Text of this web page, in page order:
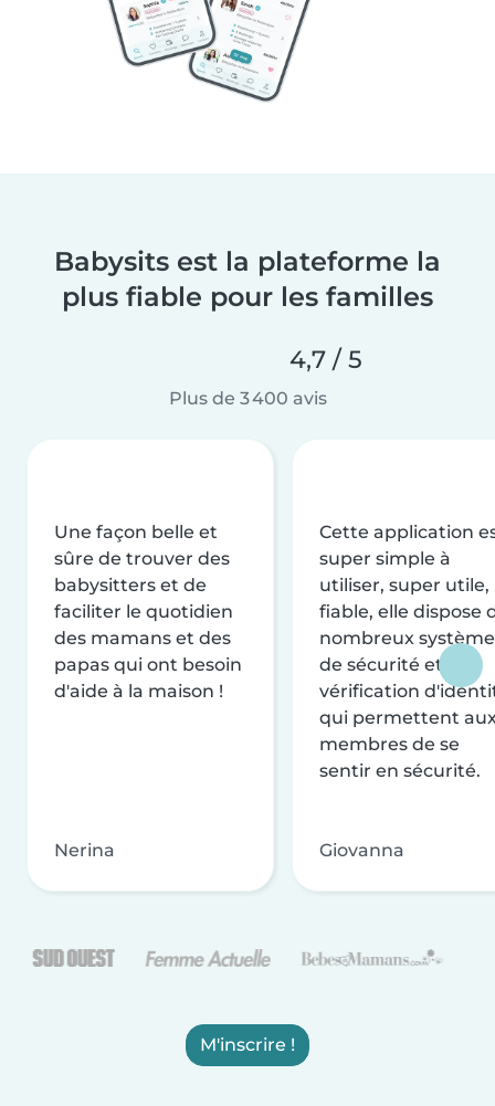
Babysits est la plateforme la
plus fiable pour les familles
4,7 / 5
Plus de 3 400 avis
Une façon belle et
sûre de trouver des
babysitters et de
faciliter le quotidien
des mamans et des
papas qui ont besoin
d'aide à la maison !
Nerina
Cette application
super simple à
utiliser, super utile,
fiable, elle dispose
nombreux
de sécurité et de
vérification
qui permettent
membres de se
sentir en sécurité.
Giovanna
M'inscrire !